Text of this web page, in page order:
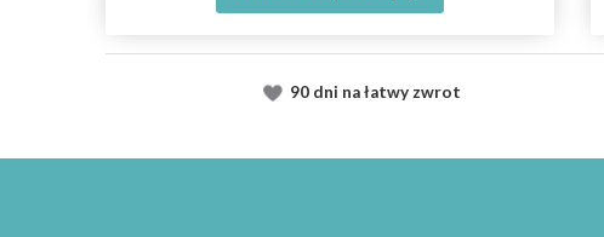
90 dni na łatwy zwrot